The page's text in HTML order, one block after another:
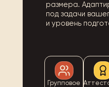
размера.
под задачи
и уровень
Групповое